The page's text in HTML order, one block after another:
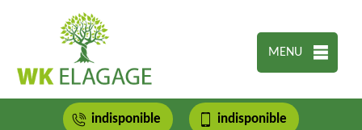
MENU
indisponible indisponible